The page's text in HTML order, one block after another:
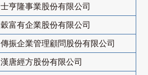
士亨隆事業股份有限公司
穀富有企業股份有限公司
傳振企業管理顧問股份有限公司
漢唐經方股份有限公司